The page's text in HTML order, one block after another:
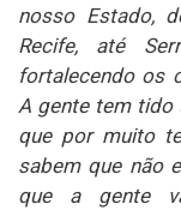
nosso Estado,
Recife, até
fortalecendo os
A gente tem tido
que por muito
sabem que não
que a gente